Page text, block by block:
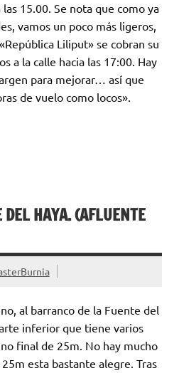
15.00. Se nota que como ya
vamos un poco más ligeros,
Liliput» se cobran su
a la calle hacia las 17:00. Hay
para mejorar… así que
de vuelo como locos».
HAYA. (AFLUENTE
al barranco de la Fuente del
inferior que tiene varios
final de 25m. No hay mucho
esta bastante alegre. Tras